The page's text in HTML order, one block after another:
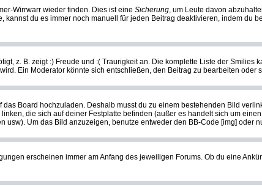
Wirrwarr wieder finden. Dies ist eine Sicherung, um Leute davon
du es immer noch manuell für jeden Beitrag deaktivieren, indem du
z. B. zeigt :) Freude und :( Traurigkeit an. Die komplette Liste der Smilies
Ein Moderator könnte sich entschließen, den Beitrag zu bearbeiten oder
Board hochzuladen. Deshalb musst du zu einem bestehenden Bild
die sich auf deiner Festplatte befinden (außer es handelt sich um
Um das Bild anzuzeigen, benutze entweder den BB-Code [img] oder
erscheinen immer am Anfang des jeweiligen Forums. Ob du eine